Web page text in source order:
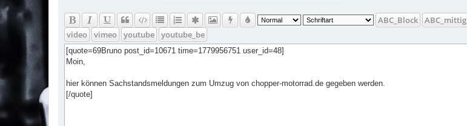
ABC_Block ABC_mittig
video
vimeo youtube youtube_be